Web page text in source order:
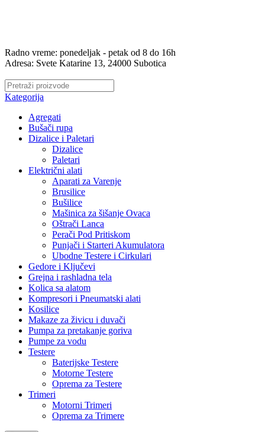
Radno vreme: ponedeljak - petak od 8 do 16h
Adresa: Svete Katarine 13, 24000 Subotica
Kategorija
Agregati
Bušači rupa
Dizalice i Paletari
Dizalice
Paletari
Električni alati
Aparati za Varenje
Brusilice
Bušilice
Mašinica za šišanje Ovaca
Oštrači Lanca
Perači Pod Pritiskom
Punjači i Starteri Akumulatora
Ubodne Testere i Cirkulari
Gedore i Ključevi
Grejna i rashladna tela
Kolica sa alatom
Kompresori i Pneumatski alati
Kosilice
Makaze za živicu i duvači
Pumpa za pretakanje goriva
Pumpe za vodu
Testere
Baterijske Testere
Motorne Testere
Oprema za Testere
Trimeri
Motorni Trimeri
Oprema za Trimere